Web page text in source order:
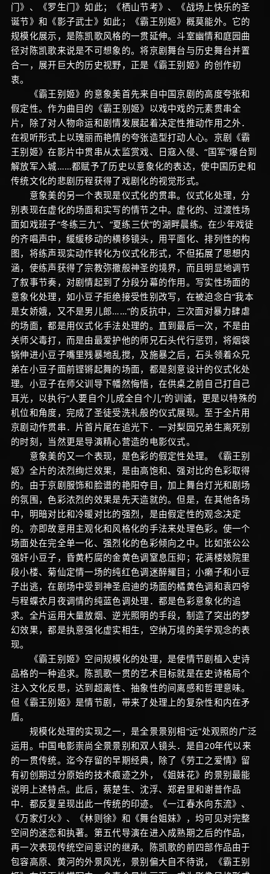
门》、《罗生门》如此；《栖山节考》、《战场上快乐的圣
诞节》和《影子武士》如此；《霸王别姬》概莫能外。它的
规模化展示，是陈凯歌风格的一贯延伸。斗室幽情和庭园曲
径对陈凯歌来说是不可想象的。将京剧舞台与历史舞台并置
合一，展开巨大的历史视野，正是《霸王别姬》的创作初
衷。
《霸王别姬》的意象美首先来自中国京剧的高度夸张和
假定性。作为曲目的《霸王别姬》以戏中戏的元素贯串全
片，除了对人物命运和剧情发展起着决定性推动作用之外．
在视听形式上以瑰丽而艳情的夸张造型打动人心。京剧《霸
王别姬》在影片中贯串从太监赏戏、日寇入侵、“国军”爆台到
解放军入城……都赋予了历史以意象化的表达，使中国历史和
传统文化的悲剧历程获得了戏剧化的视觉形式。
意象美的另一个表现是仪式化的贯串。仪式化处理，分
别表现在虚化的场面和实写的情节之中。虚化的、过渡性场
面如戏班子“冬练三九”、“夏练三伏”的湖畔晨练。在少年戏徒
的齐唱声中，缓缓移动的横移镜头，用平面化、排列性的构
图，将练声现实动作转化为仪式化形式，不但拓展了思想内
涵，使练声获得了宗教弥撒般神圣的境界，而且明显地调节
了叙事节奏，对剧情起到了分段分幕的作用。写实性场面的
意象化处理，如小豆子拒绝接受性别改写，在被迫念白“我本
是女娇娥，又不是男儿郎……”的反抗中，三次面对暴力肆虐
的场面，都是用仪式化手法处理的。直到最后一次，不是由
关师父毒打，而是由最爱护他的师兄石头代行惩罚，将烟袋
锅伸进小豆子嘴里残暴地乱搅，及施暴之后，石头领着众兄
弟在小豆子面前铿锵起舞的场面，都是刻意设计的仪式化处
理。小豆子在师父训导下幡然悔悟，在供桌之前自己打自己
耳光，以执行“人要自个儿成全自个儿”的训诚，更是以特殊的
机位和角度，完成了圣徒受洗礼般的仪式展现。至于全片用
京剧动作贯串．片首片尾在追光下．一对梨园兄弟生离死别
的时刻，当然更是导演精心营造的电影仪式。
意象美的又一个表现，是色彩的假定性处理。《霸王别
姬》全片的浓烈绚烂效果，是由高饱和、强对比的色彩取得
的。由于京剧服饰和脸谱的艳阳夺目，加上舞台灯光和剧场
的氛围，色彩浓烈的效果是先天造就的。但是，在其他各场
中，明暗对比和冷暖对比的强烈，是由假定性的观念决定
的。亦即故意用主观化和风格化的手法来处理色彩。使一个
场面处在完全单一化、强烈化的色彩倾向之中。比如张公公
强奸小豆子，昏黄朽腐的金黄色调窒息压抑；花满楼妓院里
段小楼、菊仙定情一场的纯红色调迷醉耀目；小癞子和小豆
子出逃，在剧场中受到神圣启迪的场面的橘黄色调和袁四爷
与程蝶衣月夜调情的纯蓝色调处理．都是色彩意象化的追
求。全片运用大量放烟、逆光照明的手段，制造了突出的梦
幻效果，都是执意强化虚实相生，空纳万境的美学观念的表
现。
《霸王别姬》空间规模化的处理，是使情节剧植入史诗
品格的一种追求。陈凯歌一贯的艺术目标就是在史诗格局个
注入文化反思，达到超离性、抽象性的间离感和哲理意味。
但《霸王别姬》是情节剧，带来了处理上的复杂性和内在矛
盾。
规模化处理的实现之一，是全景景别相“远”处观照的广泛
运用。中国电影崇尚全景景别和双人镜头．是自20年代以来
的一贯传统。迄今存留的早期经典，除了《劳工之爱情》留
有初创期过分原始的技术痕迹之外，《姐妹花》的景别最能
说明上述特点。此后，蔡楚生、沈浮、郑君里和谢普作品
中．都反复呈现出此一传统的印迹。《一江春水向东流》、
《万家灯火》、《林则徐》和《舞台姐妹》，均可见对完整
空间的迷恋和执著。第五代导演在进入成熟期之后的作品，
再一次表现传统空间意识的继承。陈凯歌的前四部作品由于
包容高原、黄河的外景风光，景别偏大自不待说，《霸王别